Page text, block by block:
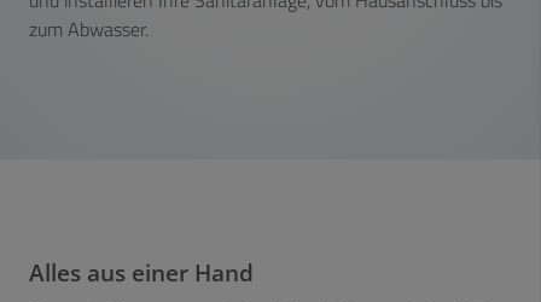
zum Abwasser.
Alles aus einer Hand